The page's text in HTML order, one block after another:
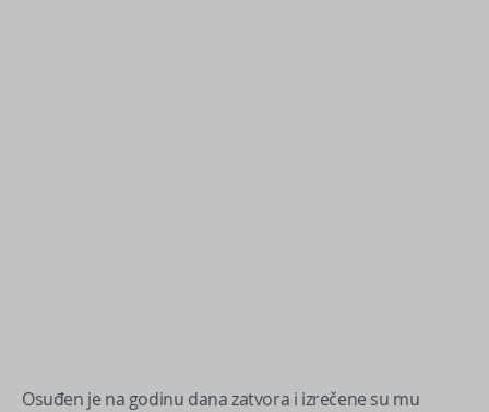
Osuđen je na godinu dana zatvora i izrečene su mu